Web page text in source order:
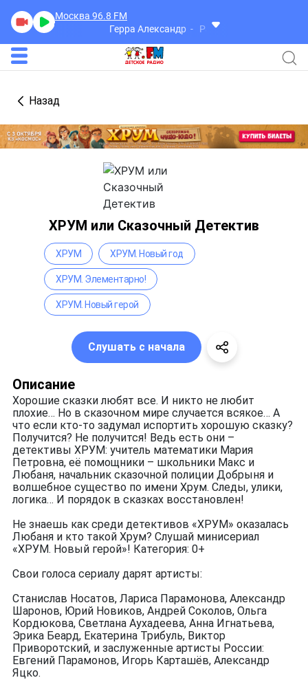
Москва 96.8 FM
Герра Александр
Разговоры
Назад
ХРУМ или Сказочный Детектив
Описание
Хорошие сказки любят все. И никто не любит
плохие… Но в сказочном мире случается всякое… А
что если кто-то задумал испортить хорошую сказку?
Получится? Не получится! Ведь есть они –
детективы ХРУМ: учитель математики Мария
Петровна, её помощники – школьники Макс и
Любаня, начальник сказочной полиции Добрыня и
волшебное существо по имени Хрум. Следы, улики,
логика… И порядок в сказках восстановлен!
Не знаешь как среди детективов «ХРУМ» оказалась
Любаня и кто такой Хрум? Слушай минисериал
«ХРУМ. Новый герой»! Категория: 0+
Свои голоса сериалу дарят артисты:
Станислав Носатов, Лариса Парамонова, Александр
Шаронов, Юрий Новиков, Андрей Соколов, Ольга
Кордюкова, Светлана Аухадеева, Анна Игнатьева,
Эрика Беард, Екатерина Трибуль, Виктор
Приворотский, и заслуженные артисты России:
Евгений Парамонов, Игорь Карташёв, Александр
Яцко.
ХРУМ ХРУМ. Новый год
ХРУМ. Элементарно!
ХРУМ. Новый герой
Слушать с начала